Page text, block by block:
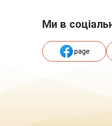
Ми в
page